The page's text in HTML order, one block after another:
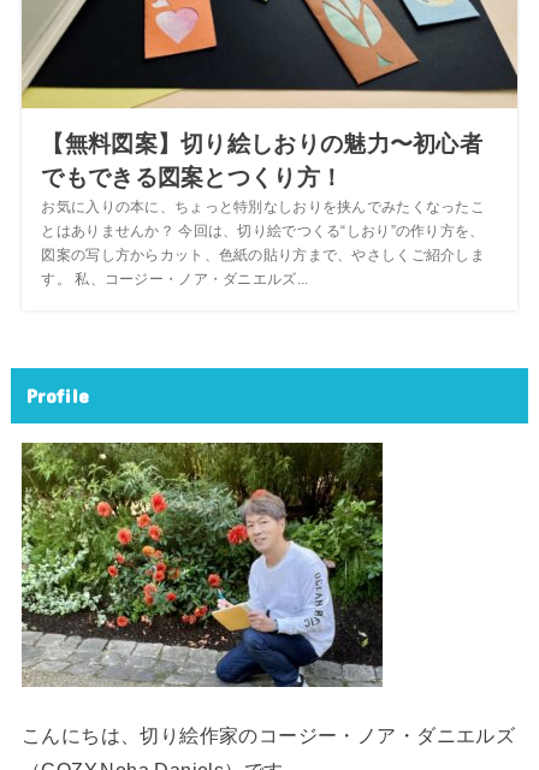
【無料図案】切り絵しおりの魅力〜初心者
でもできる図案とつくり方！
お気に入りの本に、ちょっと特別なしおりを挟んでみたくなったこ
とはありませんか？ 今回は、切り絵でつくる“しおり”の作り方を、
図案の写し方からカット、色紙の貼り方まで、やさしくご紹介しま
す。 私、コージー・ノア・ダニエルズ...
Profile
こんにちは、切り絵作家のコージー・ノア・ダニエルズ